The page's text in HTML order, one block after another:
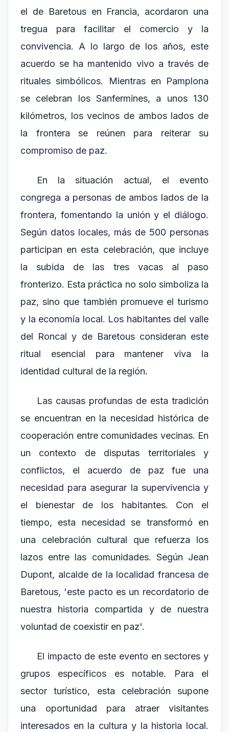
el de Baretous en Francia, acordaron una
tregua para facilitar el comercio y la
convivencia. A lo largo de los años, este
acuerdo se ha mantenido vivo a través de
rituales simbólicos. Mientras en Pamplona
se celebran los Sanfermines, a unos 130
kilómetros, los vecinos de ambos lados de
la frontera se reúnen para reiterar su
compromiso de paz.
En la situación actual, el evento
congrega a personas de ambos lados de la
frontera, fomentando la unión y el diálogo.
Según datos locales, más de 500 personas
participan en esta celebración, que incluye
la subida de las tres vacas al paso
fronterizo. Esta práctica no solo simboliza la
paz, sino que también promueve el turismo
y la economía local. Los habitantes del valle
del Roncal y de Baretous consideran este
ritual esencial para mantener viva la
identidad cultural de la región.
Las causas profundas de esta tradición
se encuentran en la necesidad histórica de
cooperación entre comunidades vecinas. En
un contexto de disputas territoriales y
conflictos, el acuerdo de paz fue una
necesidad para asegurar la supervivencia y
el bienestar de los habitantes. Con el
tiempo, esta necesidad se transformó en
una celebración cultural que refuerza los
lazos entre las comunidades. Según Jean
Dupont, alcalde de la localidad francesa de
Baretous, 'este pacto es un recordatorio de
nuestra historia compartida y de nuestra
voluntad de coexistir en paz'.
El impacto de este evento en sectores y
grupos específicos es notable. Para el
sector turístico, esta celebración supone
una oportunidad para atraer visitantes
interesados en la cultura y la historia local.